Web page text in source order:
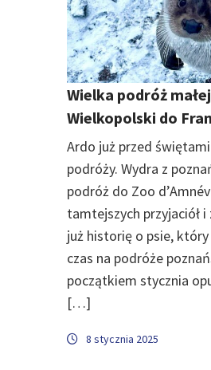
Wielka podróż
Wielkopolski do
Ardo już przed
podróży. Wydra z
podróż do Zoo
tamtejszych przyjaciół
już historię o psie, który
czas na podróże
początkiem stycznia
[…]
8 stycznia 2025